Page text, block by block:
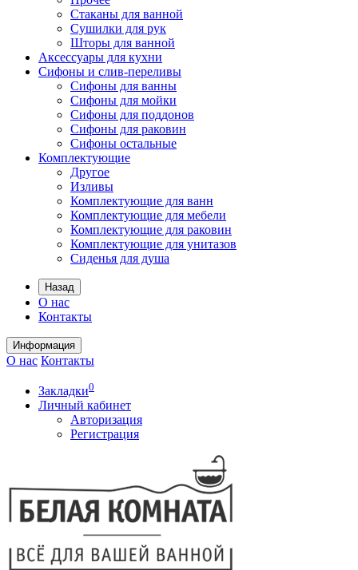
Стаканы для ванной
Сушилки для рук
Шторы для ванной
Аксессуары для кухни
Сифоны и слив-переливы
Сифоны для ванны
Сифоны для мойки
Сифоны для поддонов
Сифоны для раковин
Сифоны остальные
Комплектующие
Другое
Изливы
Комплектующие для ванн
Комплектующие для мебели
Комплектующие для раковин
Комплектующие для унитазов
Сиденья для душа
Назад
О нас
Контакты
Информация
О нас Контакты
Закладки0
Личный кабинет
Авторизация
Регистрация